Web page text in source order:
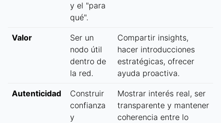
y el "para
qué".
Valor
Ser un
nodo útil
dentro de
la red.
Compartir insights,
hacer introducciones
estratégicas, ofrecer
ayuda proactiva.
Autenticidad
Construir
confianza
y
Mostrar interés real, ser
transparente y mantener
coherencia entre lo